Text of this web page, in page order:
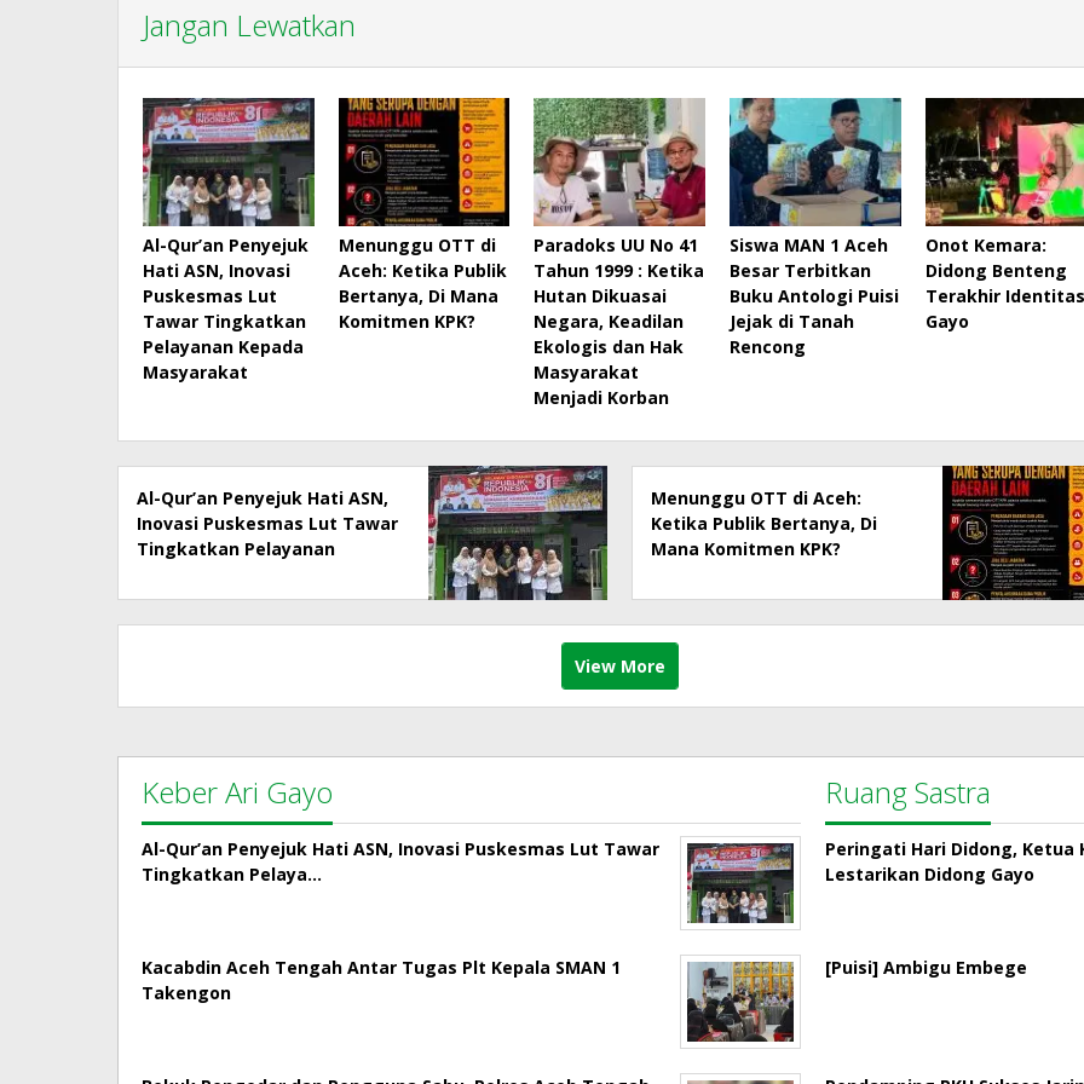
Jangan Lewatkan
Al-Qur’an Penyejuk
Hati ASN, Inovasi
Puskesmas Lut
Tawar Tingkatkan
Pelayanan Kepada
Masyarakat
Menunggu OTT di
Aceh: Ketika Publik
Bertanya, Di Mana
Komitmen KPK?
Paradoks UU No 41
Tahun 1999 : Ketika
Hutan Dikuasai
Negara, Keadilan
Ekologis dan Hak
Masyarakat
Menjadi Korban
Siswa MAN 1 Aceh
Besar Terbitkan
Buku Antologi Puisi
Jejak di Tanah
Rencong
Onot Kemara:
Didong Benteng
Terakhir Identitas
Gayo
Al-Qur’an Penyejuk Hati ASN,
Inovasi Puskesmas Lut Tawar
Tingkatkan Pelayanan
Menunggu OTT di Aceh:
Ketika Publik Bertanya, Di
Mana Komitmen KPK?
View More
Keber Ari Gayo
Al-Qur’an Penyejuk Hati ASN, Inovasi Puskesmas Lut Tawar
Tingkatkan Pelaya…
Kacabdin Aceh Tengah Antar Tugas Plt Kepala SMAN 1
Takengon
Ruang Sastra
Peringati Hari Didong, Ketua
Lestarikan Didong Gayo
[Puisi] Ambigu Embege